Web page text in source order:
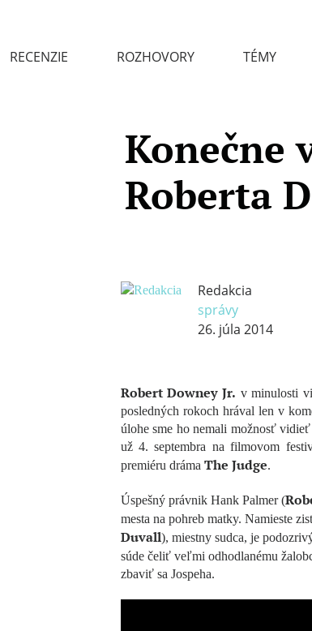
RECENZIE ROZHOVORY TÉMY
Konečne
Roberta
Redakcia
správy
26. júla 2014
Robert Downey Jr. v minulosti
posledných rokoch hrával len v
úlohe sme ho nemali možnosť
už 4. septembra na filmovom
premiéru dráma The Judge.
Úspešný právnik Hank Palmer (
mesta na pohreb matky. Namieste
Duvall), miestny sudca, je
súde čeliť veľmi odhodlanému
zbaviť sa Jospeha.